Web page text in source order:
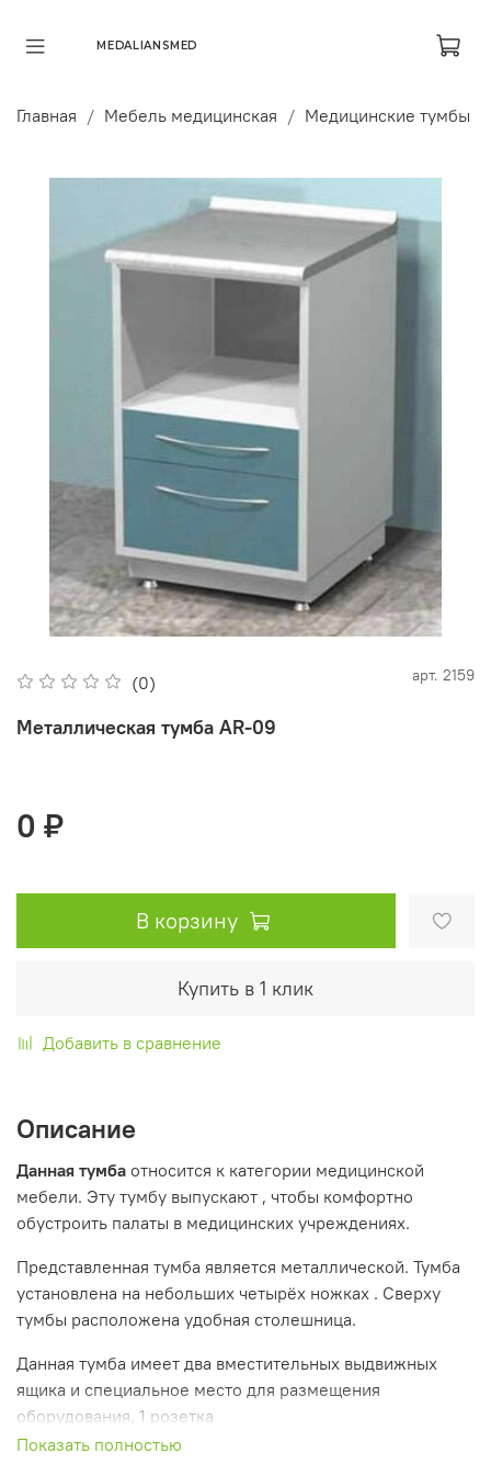
MEDALIANSMED
Главная Мебель медицинская Медицинские тумбы
(0) арт. 2159
Металлическая тумба AR-09
0 ₽
В корзину
Купить в 1 клик
Добавить в сравнение
Описание
Данная тумба относится к категории медицинской
мебели. Эту тумбу выпускают , чтобы комфортно
обустроить палаты в медицинских учреждениях.
Представленная тумба является металлической. Тумба
установлена на небольших четырёх ножках . Сверху
тумбы расположена удобная столешница.
Данная тумба имеет два вместительных выдвижных
ящика и специальное место для размещения
оборудования, 1 розетка
Показать полностью